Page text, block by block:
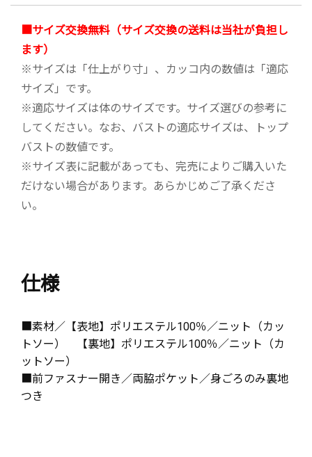
■サイズ交換無料（サイズ交換の送料は当社が負担し
ます）
※サイズは「仕上がり寸」、カッコ内の数値は「適応
サイズ」です。
※適応サイズは体のサイズです。サイズ選びの参考に
してください。なお、バストの適応サイズは、トップ
バストの数値です。
※サイズ表に記載があっても、完売によりご購入いた
だけない場合があります。あらかじめご了承くださ
い。
仕様
■素材／【表地】ポリエステル100％／ニット（カッ
トソー） 【裏地】ポリエステル100％／ニット（カ
ットソー）
■前ファスナー開き／両脇ポケット／身ごろのみ裏地
つき